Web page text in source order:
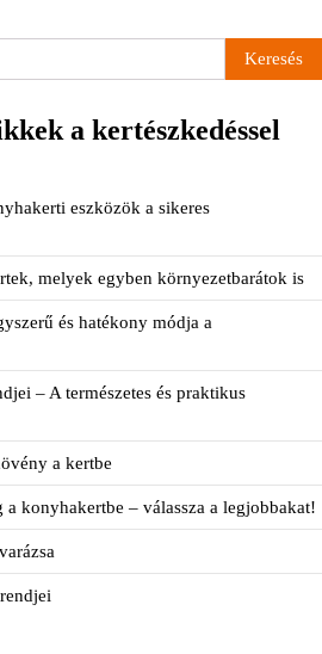
a kertészkedéssel
eszközök a sikeres
melyek egyben környezetbarátok is
és hatékony módja a
– A természetes és praktikus
a kertbe
konyhakertbe – válassza a legjobbakat!